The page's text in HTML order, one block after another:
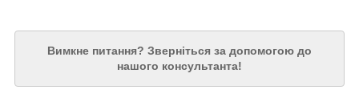
Вимкне питання? Зверніться за допомогою до
нашого консультанта!